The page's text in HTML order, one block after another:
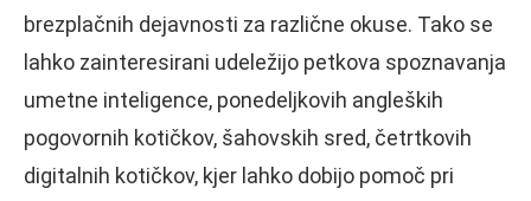
brezplačnih dejavnosti za različne okuse. Tako se
lahko zainteresirani udeležijo petkova spoznavanja
umetne inteligence, ponedeljkovih angleških
pogovornih kotičkov, šahovskih sred, četrtkovih
digitalnih kotičkov, kjer lahko dobijo pomoč pri